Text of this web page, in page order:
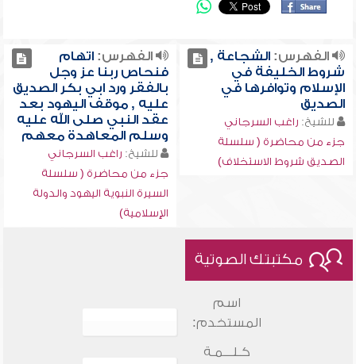
الفهرس:الشجاعة ,
شروط الخليفة في
الإسلام وتوافرها في
الصديق
للشيخ: راغب السرجاني
جزء من محاضرة ( سلسلة
الصديق شروط الاستخلاف)
الفهرس:اتهام
فنحاص ربنا عز وجل
بالفقر ورد ابي بكر الصديق
عليه , موقف اليهود بعد
عقد النبي صلى الله عليه
وسلم المعاهدة معهم
للشيخ: راغب السرجاني
جزء من محاضرة ( سلسلة
السيرة النبوية اليهود والدولة
الإسلامية)
مكتبتك الصوتية
اسم
المستخدم:
كـلـــمـة